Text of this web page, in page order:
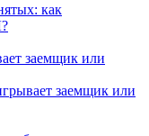
как
заемщик или